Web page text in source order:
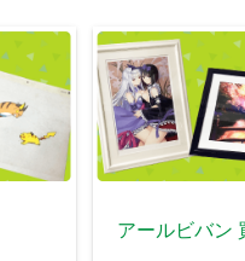
アールビバン